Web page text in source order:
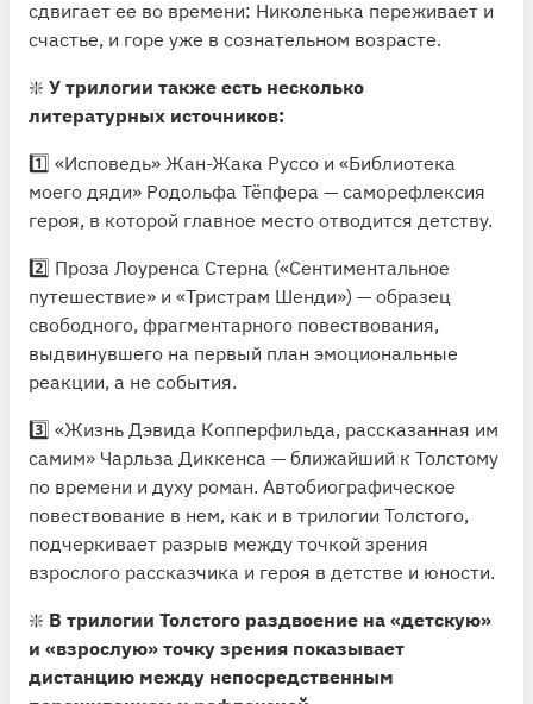
сдвигает ее во времени: Николенька переживает и
счастье, и горе уже в сознательном возрасте.
❇️ У трилогии также есть несколько
литературных источников:
1️⃣ «Исповедь» Жан-Жака Руссо и «Библиотека
моего дяди» Родольфа Тёпфера — саморефлексия
героя, в которой главное место отводится детству.
2️⃣ Проза Лоуренса Стерна («Сентиментальное
путешествие» и «Тристрам Шенди») — образец
свободного, фрагментарного повествования,
выдвинувшего на первый план эмоциональные
реакции, а не события.
3️⃣ «Жизнь Дэвида Копперфильда, рассказанная им
самим» Чарльза Диккенса — ближайший к Толстому
по времени и духу роман. Автобиографическое
повествование в нем, как и в трилогии Толстого,
подчеркивает разрыв между точкой зрения
взрослого рассказчика и героя в детстве и юности.
❇️ В трилогии Толстого раздвоение на «детскую»
и «взрослую» точку зрения показывает
дистанцию между непосредственным